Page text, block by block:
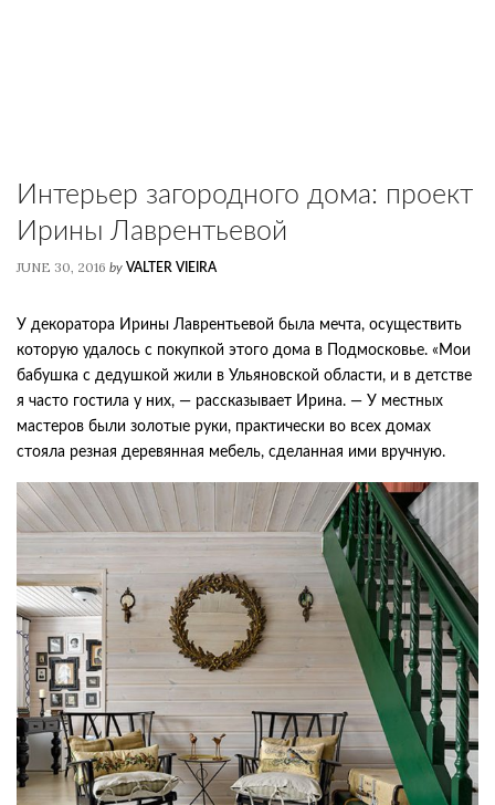
Интерьер загородного дома: проект
Ирины Лаврентьевой
JUNE 30, 2016 by VALTER VIEIRA
У декоратора Ирины Лаврентьевой была мечта, осуществить
которую удалось с покупкой этого дома в Подмосковье. «Мои
бабушка с дедушкой жили в Ульяновской области, и в детстве
я часто гостила у них, — рассказывает Ирина. — У местных
мастеров были золотые руки, практически во всех домах
стояла резная деревянная мебель, сделанная ими вручную.